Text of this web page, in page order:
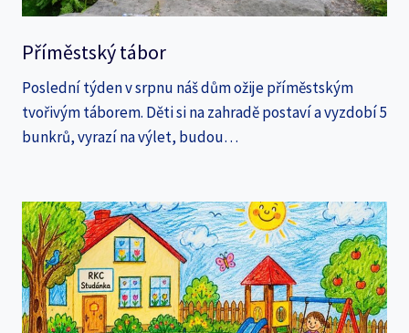
Příměstský tábor
Poslední týden v srpnu náš dům ožije příměstským
tvořivým táborem. Děti si na zahradě postaví a vyzdobí 5
bunkrů, vyrazí na výlet, budou…